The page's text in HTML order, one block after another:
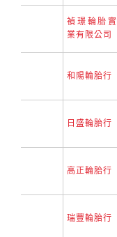
禎璟輪胎實
業有限公司
和陽輪胎行
日盛輪胎行
高正輪胎行
瑞豐輪胎行